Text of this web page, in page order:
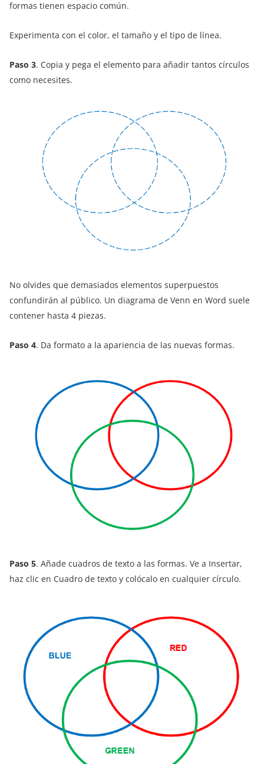
formas tienen espacio común.
Experimenta con el color, el tamaño y el tipo de línea.
Paso 3. Copia y pega el elemento para añadir tantos círculos
como necesites.
No olvides que demasiados elementos superpuestos
confundirán al público. Un diagrama de Venn en Word suele
contener hasta 4 piezas.
Paso 4. Da formato a la apariencia de las nuevas formas.
Paso 5. Añade cuadros de texto a las formas. Ve a Insertar,
haz clic en Cuadro de texto y colócalo en cualquier círculo.